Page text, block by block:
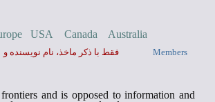
USA Canada Australia
فقط با ذکر ماخذ، نام نويسنده Members
and is opposed to information and